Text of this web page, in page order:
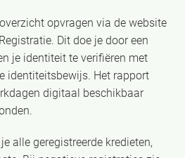
opvragen via de website
Dit doe je door een
je identiteit te verifiëren met
identiteitsbewijs. Het rapport
digitaal beschikbaar
alle geregistreerde kredieten,